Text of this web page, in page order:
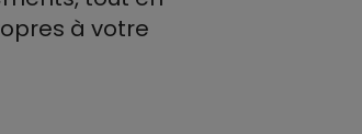
à votre